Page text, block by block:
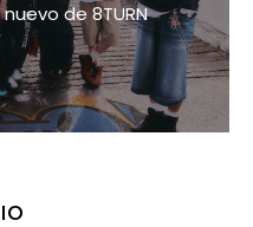
de 8TURN